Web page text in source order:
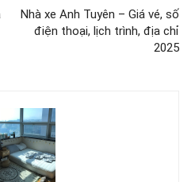
Nhà xe Anh Tuyên – Giá vé, số
điện thoại, lịch trình, địa chỉ
2025